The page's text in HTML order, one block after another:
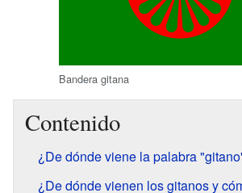
Bandera gitana
Contenido
¿De dónde viene la palabra
¿De dónde vienen los gitanos y